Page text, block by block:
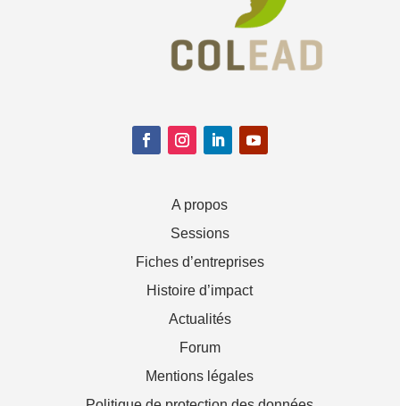
A propos
Sessions
Fiches d’entreprises
Histoire d’impact
Actualités
Forum
Mentions légales